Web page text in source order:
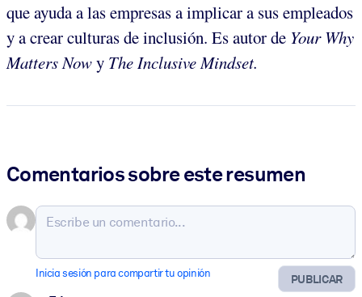
que ayuda a las empresas a implicar a sus empleados
y a crear culturas de inclusión. Es autor de Your Why
Matters Nowy The Inclusive Mindset.
Comentarios sobre este resumen
PUBLICAR
Inicia sesión para compartir tu opinión